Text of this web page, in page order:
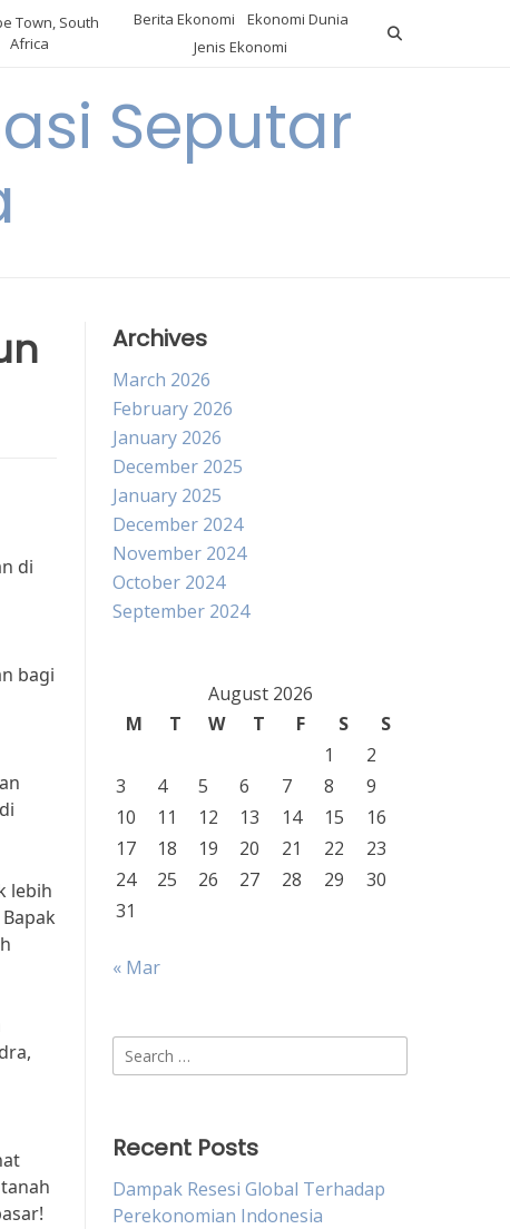
Town, South
Africa
Berita Ekonomi
Ekonomi Dunia
Jenis Ekonomi
Seputar
di
bagi
lebih
Archives
March 2026
February 2026
January 2026
December 2025
January 2025
December 2024
November 2024
October 2024
September 2024
August 2026
M
T W T F S
S
1
2
3
4 5 6 7 8
9
10
11 12 13 14 15
16
17
18 19 20 21 22
23
24
25 26 27 28 29
30
31
« Mar
Search
for:
Recent Posts
Dampak Resesi Global Terhadap
Perekonomian Indonesia